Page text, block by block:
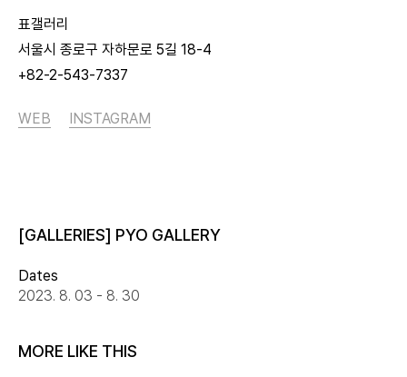
표갤러리
서울시 종로구 자하문로 5길 18-4
+82-2-543-7337
WEB INSTAGRAM
[GALLERIES] PYO GALLERY
Dates
2023. 8. 03 - 8. 30
MORE LIKE THIS